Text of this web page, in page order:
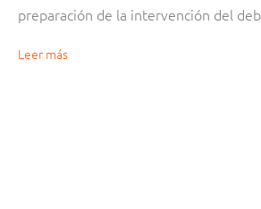
preparación de la intervención del
Leer más